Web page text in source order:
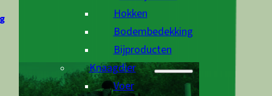
Hokken
Bodembedekking
Bijproducten
Knaagdier
Voer